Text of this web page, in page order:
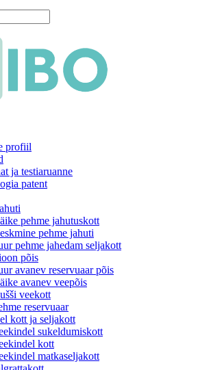
profiil
ja testiaruanne
patent
pehme jahutuskott
pehme jahuti
pehme jahedam seljakott
põis
avanev reservuaar põis
avanev veepõis
veekott
reservuaar
kott ja seljakott
sukeldumiskott
kott
matkaseljakott